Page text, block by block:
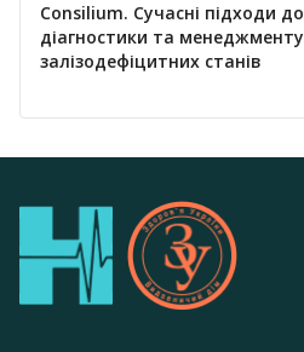
Consilium. Сучасні підходи до
діагностики та менеджменту
залізодефіцитних станів